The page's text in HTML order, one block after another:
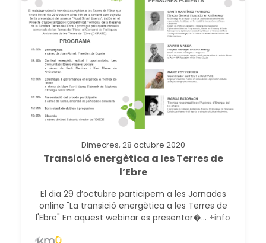
Dimecres, 28 octubre 2020
Transició energètica a les Terres de
l’Ebre
El dia 29 d’octubre participem a les Jornades
online "La transició energètica a les Terres de
l'Ebre" En aquest webinar es presentar�... +info